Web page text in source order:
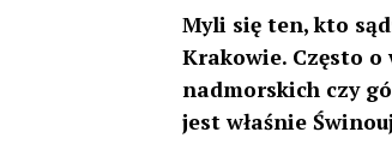
Myli się ten, kto
Krakowie. Często
nadmorskich czy
jest właśnie